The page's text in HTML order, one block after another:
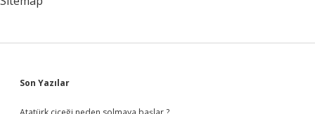
Sidebar
Son Yazılar